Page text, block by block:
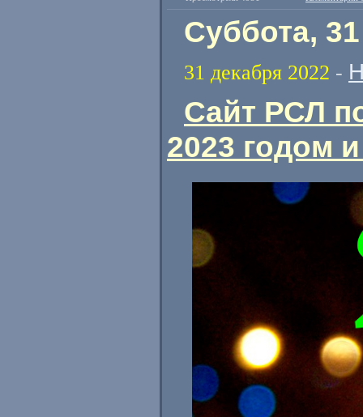
Суббота,
31 декабря 2022 -
Сайт РСЛ
2023 годом